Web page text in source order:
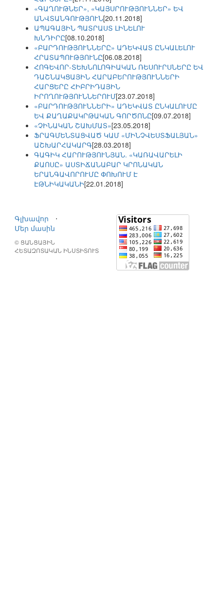
«ԳԱՂՈՒԹՆԵՐ», «ԿԱՅՍՐՈՒԹՅՈՒՆՆԵՐ» ԵՎ
ԱՆՎՏԱՆԳՈՒԹՅՈՒՆ[20.11.2018]
ԱՊԱԳԱՅԻՆ ՊԱՏՐԱՍՏ ԼԻՆԵԼՈՒ
ԽՆԴԻՐԸ[08.10.2018]
«ԲԱՐԴՈՒԹՅՈՒՆՆԵՐԸ» ԱԴԵԿՎԱՏ ԸՆԿԱԼԵԼՈՒ
ՀՐԱՏԱՊՈՒԹՅՈՒՆԸ[06.08.2018]
ՀՈԳԵՎՈՐ-ՏԵԽՆՈԼՈԳԻԱԿԱՆ ՌԵՍՈՒՐՍՆԵՐԸ ԵՎ
ԴԱՇՆԱԿՑԱՅԻՆ ՀԱՐԱԲԵՐՈՒԹՅՈՒՆՆԵՐԻ
ՀԱՐՑԵՐԸ ՀԻԲՐԻԴԱՅԻՆ
ԻՐՈՂՈՒԹՅՈՒՆՆԵՐՈՒՄ[23.07.2018]
«ԲԱՐԴՈՒԹՅՈՒՆՆԵՐԻ» ԱԴԵԿՎԱՏ ԸՆԿԱԼՈՒՄԸ
ԵՎ ՔԱՂԱՔԱԿՐԹԱԿԱՆ ԳՈՐԾՈՆԸ[09.07.2018]
«ՉԻՆԱԿԱՆ ՇԱԽՄԱՏ»[23.05.2018]
ՖՐԱԳՄԵՆՏԱՑՎԱԾ ԿԱՄ «ՄԻՆՉՎԵՍՏՖԱԼՅԱՆ»
ԱՇԽԱՐՀԱԿԱՐԳ[28.03.2018]
ԳԱԳԻԿ ՀԱՐՈՒԹՅՈՒՆՅԱՆ. «ԿԱՌԱՎԱՐԵԼԻ
ՔԱՈՍԸ» ԱՍՏԻՃԱՆԱԲԱՐ ԿՐՈՆԱԿԱՆ
ԵՐԱՆԳԱՎՈՐՈՒՄԸ ՓՈԽՈՒՄ Է
ԷԹՆԻԿԱԿԱՆԻ[22.01.2018]
Գլխավոր
⋅
Մեր մասին
© ՑԱՆՑԱՅԻՆ
ՀԵՏԱԶՈՏԱԿԱՆ ԻՆՍՏԻՏՈՒՏ